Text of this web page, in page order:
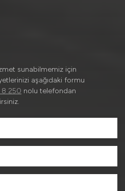
sunabilmemiz için
aşağıdaki formu
250 nolu telefondan